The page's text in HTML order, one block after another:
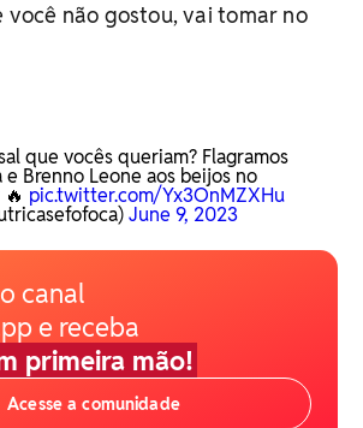
você não gostou, vai tomar no
que vocês queriam? Flagramos
e Brenno Leone aos beijos no
🔥 pic.twitter.com/Yx3OnMZXHu
June 9, 2023
canal
e receba
primeira mão!
Acesse a comunidade